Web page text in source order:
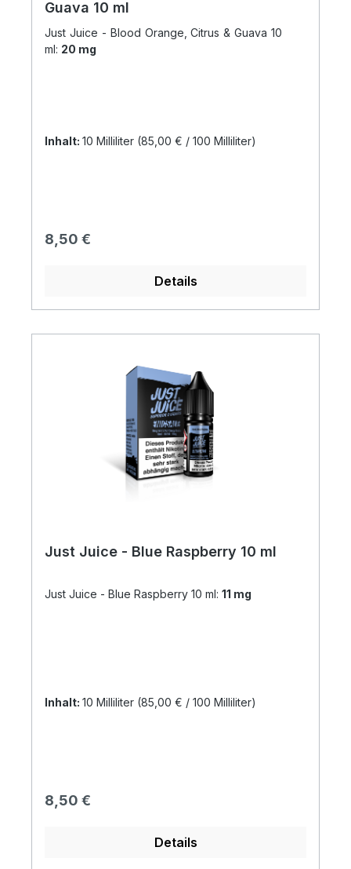
Guava 10 ml
Just Juice - Blood Orange, Citrus & Guava 10
ml: 20 mg
Inhalt: 10 Milliliter (85,00 € / 100 Milliliter)
Regulärer Preis:
8,50 €
Details
Just Juice - Blue Raspberry 10 ml
Just Juice - Blue Raspberry 10 ml: 11 mg
Inhalt: 10 Milliliter (85,00 € / 100 Milliliter)
Regulärer Preis:
8,50 €
Details